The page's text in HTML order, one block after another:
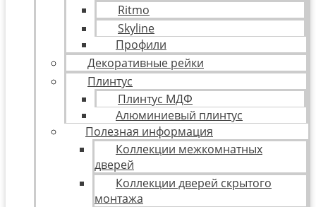
Ritmo
Skyline
Профили
Декоративные рейки
Плинтус
Плинтус МДФ
Алюминиевый плинтус
Полезная информация
Коллекции межкомнатных
дверей
Коллекции дверей скрытого
монтажа